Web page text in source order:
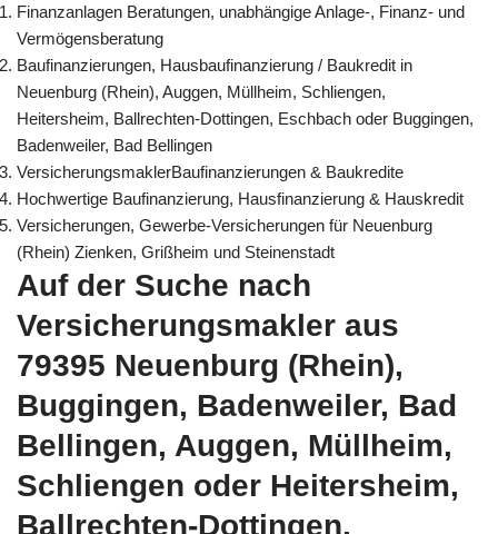
Finanzanlagen Beratungen, unabhängige Anlage-, Finanz- und
Vermögensberatung
Baufinanzierungen, Hausbaufinanzierung / Baukredit in
Neuenburg (Rhein), Auggen, Müllheim, Schliengen,
Heitersheim, Ballrechten-Dottingen, Eschbach oder Buggingen,
Badenweiler, Bad Bellingen
VersicherungsmaklerBaufinanzierungen & Baukredite
Hochwertige Baufinanzierung, Hausfinanzierung & Hauskredit
Versicherungen, Gewerbe-Versicherungen für Neuenburg
(Rhein) Zienken, Grißheim und Steinenstadt
Auf der Suche nach
Versicherungsmakler aus
79395 Neuenburg (Rhein),
Buggingen, Badenweiler, Bad
Bellingen, Auggen, Müllheim,
Schliengen oder Heitersheim,
Ballrechten-Dottingen,